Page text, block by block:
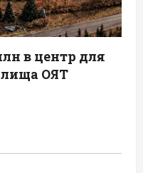
в центр для
ОЯТ